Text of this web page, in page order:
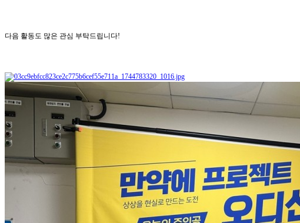
다음 활동도 많은 관심 부탁드립니다!